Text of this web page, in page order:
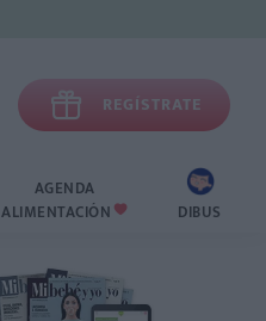
 REGÍSTRATE
AGENDA
ALIMENTACIÓN  DIBUS